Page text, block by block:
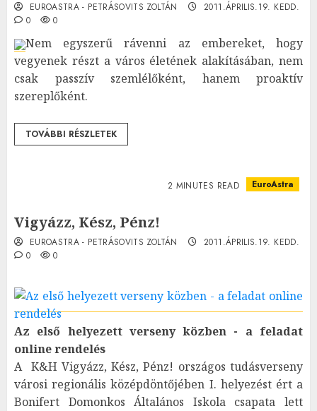
EUROASTRA - PETRÁSOVITS ZOLTÁN
2011.ÁPRILIS.19. KEDD.
0
0
Nem egyszerű rávenni az embereket, hogy
vegyenek részt a város életének alakításában, nem
csak passzív szemlélőként, hanem proaktív
szereplőként.
TOVÁBBI RÉSZLETEK
2 MINUTES READ EuroAstra
Vigyázz, Kész, Pénz!
EUROASTRA - PETRÁSOVITS ZOLTÁN
2011.ÁPRILIS.19. KEDD.
0
0
Az első helyezett verseny közben - a feladat
online rendelés
A K&H Vigyázz, Kész, Pénz! országos tudásverseny
városi regionális középdöntőjében I. helyezést ért a
Bonifert Domonkos Általános Iskola csapata lett